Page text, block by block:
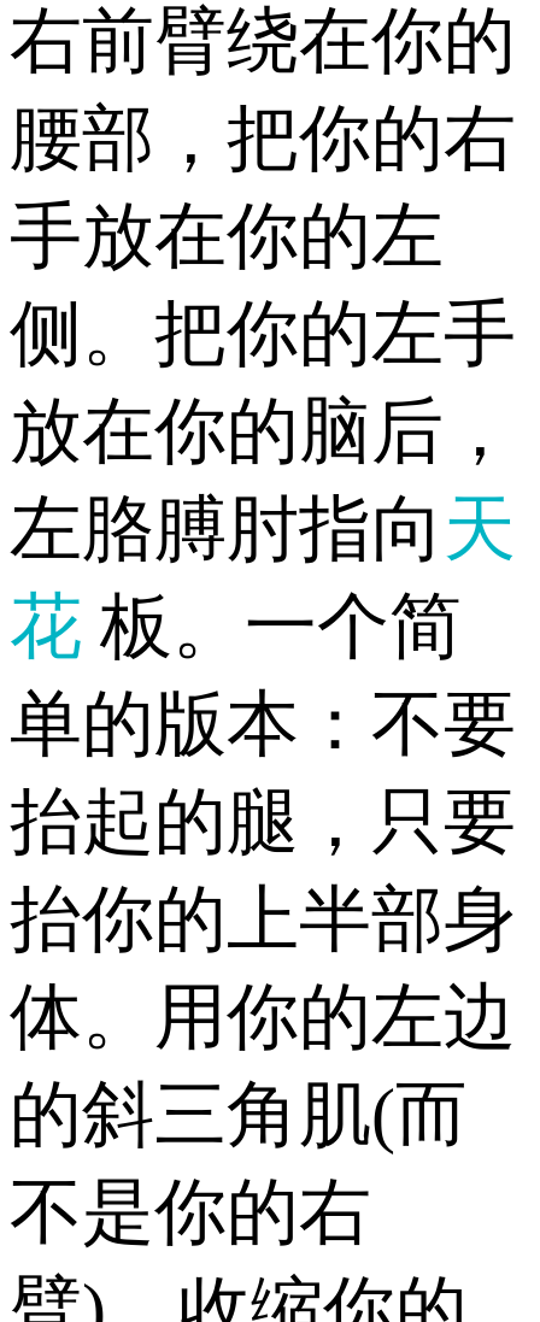
右前臂绕在你的
腰部，把你的右
手放在你的左
侧。把你的左手
放在你的脑后，
左胳膊肘指向天
花 板。一个简
单的版本：不要
抬起的腿，只要
抬你的上半部身
体。用你的左边
的斜三角肌(而
不是你的右